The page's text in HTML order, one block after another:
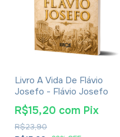
Livro A Vida De Flávio
Josefo - Flávio Josefo
R$23,90
R$15,20 com Pix